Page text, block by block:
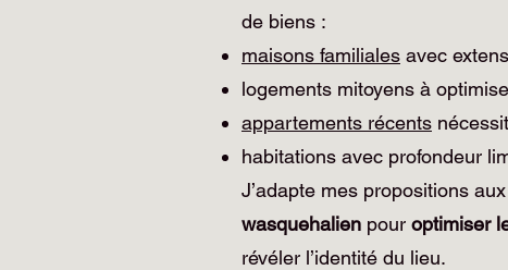
de biens :
maisons familiales avec
logements mitoyens à
appartements récents
habitations avec profondeur
J’adapte mes propositions
wasquehalien pour optimiser
révéler l’identité du lieu.